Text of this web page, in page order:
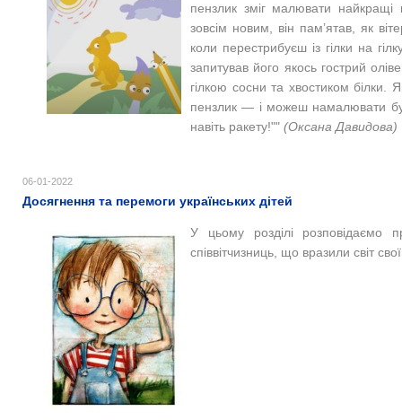
пензлик зміг малювати
зовсім новим, він пам’ятав, як
коли перестрибуєш із гілки на
запитував його якось гострий
гілкою сосни та хвостиком
пензлик — і можеш намалювати
навіть ракету!"" (Оксана Давидова)
06-01-2022
Досягнення та перемоги українських дітей
У цьому розділі розповідаємо
співвітчизниць, що вразили світ